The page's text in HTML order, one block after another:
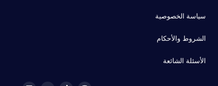
سياسة الخصوصية
الشروط والأحكام
الأسئلة الشائعة